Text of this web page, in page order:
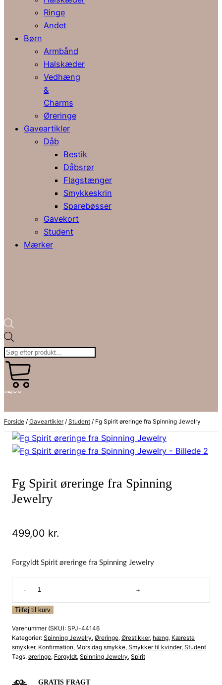
Ringe
Andet
Børn
Armbånd
Halskæder
Vedhæng
&
Charms
Øreringe
Gaveartikler
Dåb
Bestik
Dåbsrør
Flagstænger
Smykkeskrin
Sparebøsser
Gavekort
Student
Mærker
search
0
0,00 kr.
Forside / Gaveartikler/ Student / Fg Spirit øreringe fra Spinning Jewelry
Fg Spirit øreringe fra Spinning
Jewelry
499,00 kr.
Forgyldt Spirit øreringe fra Spinning Jewelry
øreringe
Spinning
Jewelry
antal
Tilføj til kurv
Varenummer (SKU): SPJ-44146
Kategorier: Spinning Jewelry, Øreringe, Ørestikker, hæng, Kæreste
smykker, Konfirmation, Mors dag smykke, Smykker til kvinder, Student
Tags: øreringe, Forgyldt, Spinning Jewelry, Spirit
GRATIS FRAGT